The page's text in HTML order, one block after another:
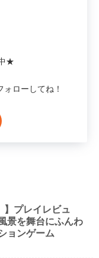
★
ローしてね！
】プレイレビュ
景を舞台にふんわ
ョンゲーム